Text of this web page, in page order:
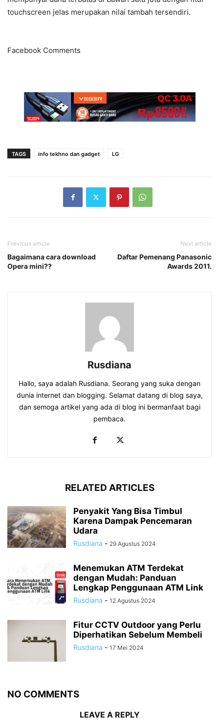
touchscreen jelas merupakan nilai tambah tersendiri.
Facebook Comments
TAGS info tekhno dan gadget LG
Previous article
Bagaimana cara download
Opera mini??
Next article
Daftar Pemenang Panasonic
Awards 2011.
Rusdiana
Hallo, saya adalah Rusdiana. Seorang yang suka dengan
dunia internet dan blogging. Selamat datang di blog saya,
dan semoga artikel yang ada di blog ini bermanfaat bagi
pembaca.
RELATED ARTICLES
Penyakit Yang Bisa Timbul
Karena Dampak Pencemaran
Udara
Rusdiana - 29 Agustus 2024
Menemukan ATM Terdekat
dengan Mudah: Panduan
Lengkap Penggunaan ATM Link
Rusdiana - 12 Agustus 2024
Fitur CCTV Outdoor yang Perlu
Diperhatikan Sebelum Membeli
Rusdiana - 17 Mei 2024
NO COMMENTS
LEAVE A REPLY